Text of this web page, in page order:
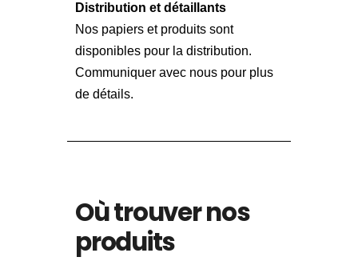
Distribution et détaillants
Nos papiers et produits sont
disponibles pour la distribution.
Communiquer avec nous pour plus
de détails.
Où trouver nos
produits